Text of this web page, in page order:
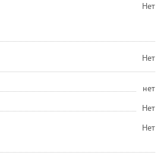
Нет
Нет
нет
Нет
Нет